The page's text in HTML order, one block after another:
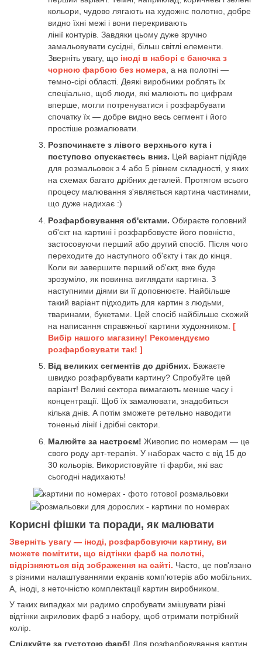
кольори, чудово лягають на художнє полотно, добре
видно їхні межі і вони перекривають
лінії контурів. Завдяки цьому дуже зручно
замальовувати сусідні, більш світлі елементи.
Зверніть увагу, що іноді в наборі є баночка з
чорною фарбою без номера , а на полотні —
темно-сірі області. Деякі виробники роблять їх
спеціально, щоб люди, які малюють по цифрам
вперше, могли потренуватися і розфарбувати
спочатку їх — добре видно весь сегмент і його
простіше розмалювати.
Розпочинаєте з лівого верхнього кута і
поступово опускаєтесь вниз. Цей варіант підійде
для розмальовок з 4 або 5 рівнем складності, у яких
на схемах багато дрібних деталей. Протягом всього
процесу малювання з'являється картина частинами,
що дуже надихає :)
Розфарбовування об'єктами. Обираєте головний
об'єкт на картині і розфарбовуєте його повністю,
застосовуючи перший або другий спосіб. Після чого
переходите до наступного об'єкту і так до кінця.
Коли ви завершите перший об'єкт, вже буде
зрозуміло, як повинна виглядати картина. З
наступними діями ви її доповнюєте. Найбільше
такий варіант підходить для картин з людьми,
тваринами, букетами. Цей спосіб найбільше схожий
на написання справжньої картини художником. [
Вибір нашого магазину! Рекомендуємо
розфарбовувати так! ]
Від великих сегментів до дрібних. Бажаєте
швидко розфарбувати картину? Спробуйте цей
варіант! Великі сектора вимагають менше часу і
концентрації. Щоб їх замалювати, знадобиться
кілька днів. А потім зможете ретельно наводити
тоненькі лінії і дрібні сектори.
Малюйте за настроєм! Живопис по номерам — це
свого роду арт-терапія. У наборах часто є від 15 до
30 кольорів. Використовуйте ті фарби, які вас
сьогодні надихають!
Корисні фішки та поради, як малювати
Зверніть увагу — іноді, розфарбовуючи картину, ви
можете помітити, що відтінки фарб на полотні,
відрізняються від зображення на сайті. Часто, це пов'язано
з різними налаштуваннями екранів комп'ютерів або мобільних.
А, іноді, з неточністю комплектації картин виробником.
У таких випадках ми радимо спробувати змішувати різні
відтінки акрилових фарб з набору, щоб отримати потрібний
колір.
Слідкуйте за густотою фарб! Для розфарбовування картин